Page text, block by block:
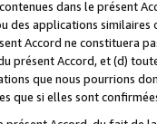
dans le présent
des applications
Accord ne constituera
présent Accord, et (d)
que nous pourrions
que si elles sont